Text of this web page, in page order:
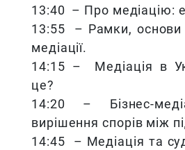
13:40 – Про медіацію:
13:55 – Рамки, основи
медіації.
14:15 – Медіація в
це?
14:20 – Бізнес-
вирішення спорів між
14:45 – Медіація та